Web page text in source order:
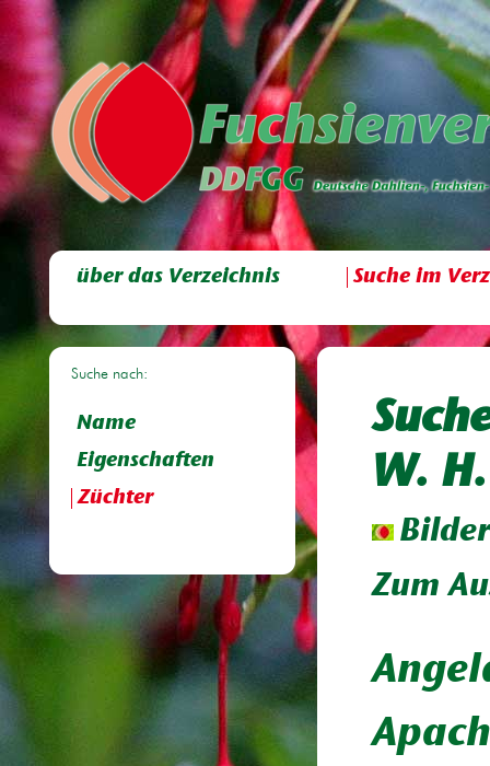
über das Verzeichnis Suche im
Suche nach:
Name
Eigenschaften
Züchter
W. H.
Zum